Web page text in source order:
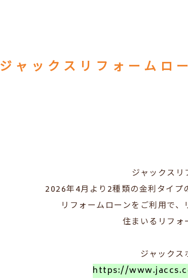
ジャックスリフォームロ
ジャックスリ
2026年4月より2種類の金利タイプ
リフォームローンをご利用で
住まいるリフォ
ジャック
https://